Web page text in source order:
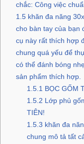
chắc: Công việc
1.5 khăn đa năng
cho bàn tay của bạn
cụ này rất thích hợp
chung quá yếu để
có thể đánh bóng
sản phẩm thích hợp.
1.5.1 BỌC GỐM
1.5.2 Lớp phủ
TIÊN!
1.5.3 khăn đa
chung mô tả tất